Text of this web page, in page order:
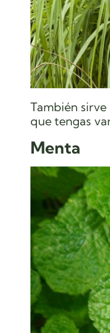
También
que tengas
Menta